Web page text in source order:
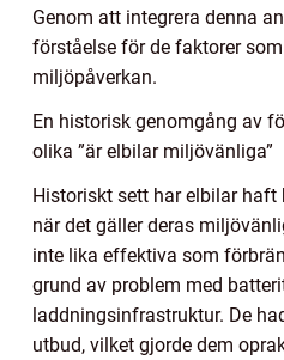
Genom att integrera denna
förståelse för de faktorer
miljöpåverkan.
En historisk genomgång av
olika ”är elbilar miljövänliga”
Historiskt sett har elbilar haft
när det gäller deras
inte lika effektiva som
grund av problem med
laddningsinfrastruktur. De
utbud, vilket gjorde dem